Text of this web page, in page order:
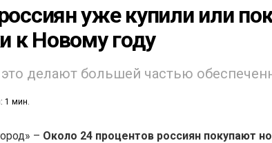
уже купили или
к Новому году
делают большей частью
1 мин.
– Около 24 процентов россиян покупают